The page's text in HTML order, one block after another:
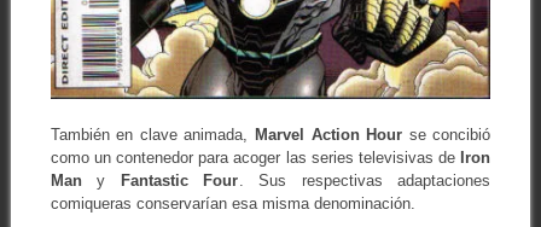
También en clave animada, Marvel Action Hour se concibió
como un contenedor para acoger las series televisivas de Iron
Many Fantastic Four . Sus respectivas adaptaciones
comiqueras conservarían esa misma denominación.